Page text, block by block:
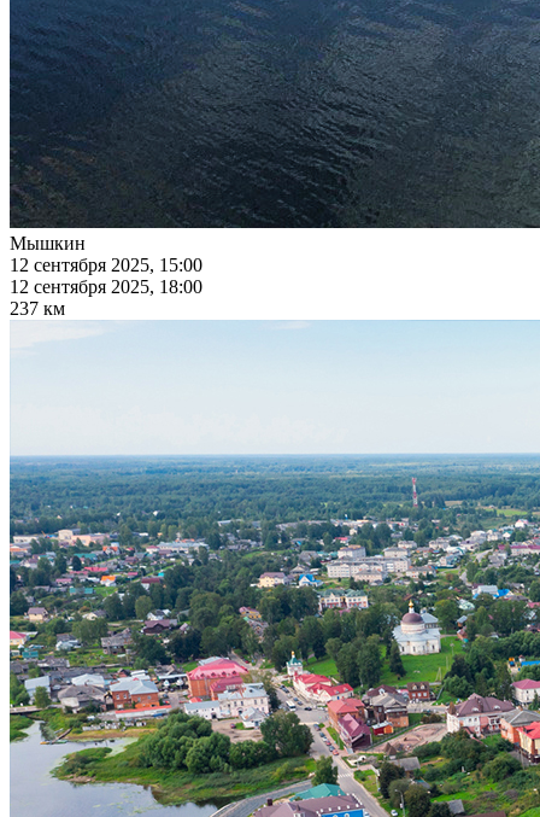
Мышкин
12 сентября 2025, 15:00
12 сентября 2025, 18:00
237 км